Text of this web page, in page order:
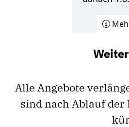
Alle Angebote
sind nach Ablauf der